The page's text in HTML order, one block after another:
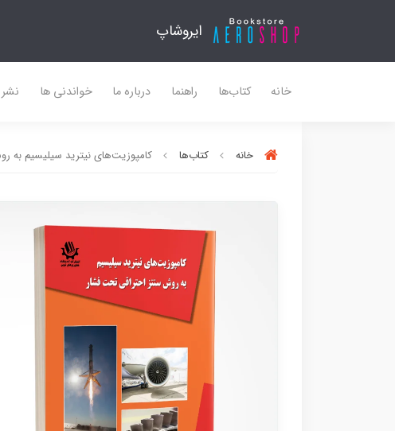
ایروشاپ
خانه کتاب‌ها راهنما درباره ما خواندنی ها
خانه کتاب‌ها کامپوزیت‌های نیترید سیلیسیم به